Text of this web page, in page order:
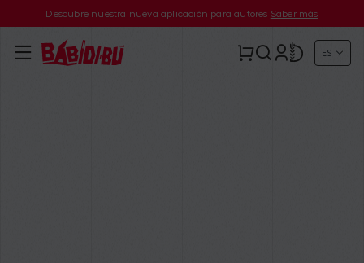
Descubre nuestra nueva aplicación para autores Saber más
ES